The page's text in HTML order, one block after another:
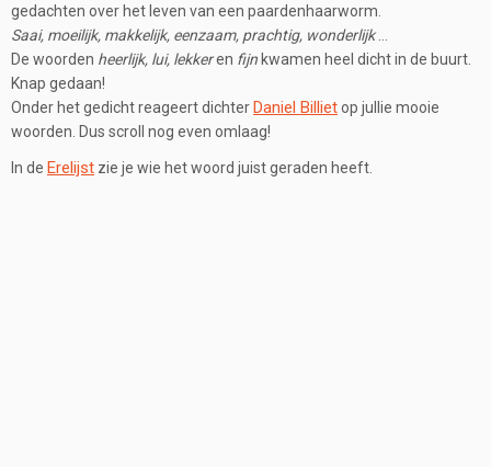
gedachten over het leven van een paardenhaarworm.
Saai, moeilijk, makkelijk, eenzaam, prachtig, wonderlijk…
De woorden heerlijk, lui, lekkeren fijn kwamen heel dicht in de buurt.
Knap gedaan!
Onder het gedicht reageert dichterDaniel Billietop jullie mooie
woorden. Dus scroll nog even omlaag!
In de Erelijst zie je wie het woord juist geraden heeft.